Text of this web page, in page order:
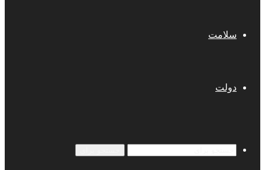
سلامت
دولت